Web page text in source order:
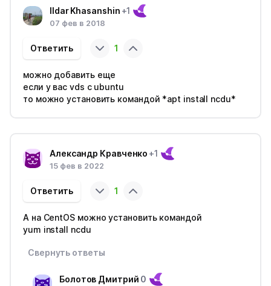
Ildar Khasanshin +1
07 фев в 2018
1
Ответить
можно добавить еще
если у вас vds c ubuntu
то можно установить командой *apt install ncdu*
Александр Кравченко +1
15 фев в 2022
1
Ответить
А на CentOS можно установить командой
yum install ncdu
Свернуть ответы
Болотов Дмитрий 0